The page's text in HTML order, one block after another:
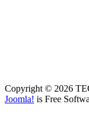
Copyright © 2026
Joomla! is Free